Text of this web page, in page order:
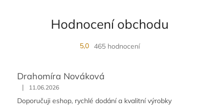
Hodnocení obchodu
5,0 465 hodnocení
Drahomíra Nováková
| 11.06.2026
Doporučuji eshop, rychlé dodání a kvalitní výrobky